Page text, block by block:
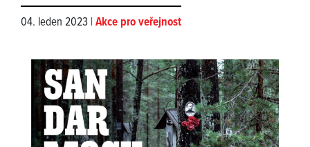
04. leden 2023 | Akce pro veřejnost